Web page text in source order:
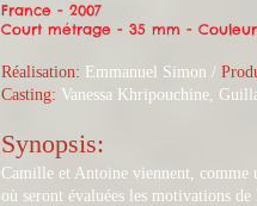
France - 2007
Court métrage - 35 mm - Couleur
Réalisation: Emmanuel Simon /
Casting: Vanessa Khripouchine,
Synopsis:
Camille et Antoine viennent, comme
où seront évaluées les motivations